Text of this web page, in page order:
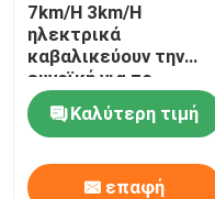
7km/H 3km/H
ηλεκτρικά
καβαλικεύουν την
ευνοϊκή για το
περιβάλλον
απαγόρευση του
καπνίσματος γερανών
50T μεταφορέων
Καλύτερη τιμή
επαφή